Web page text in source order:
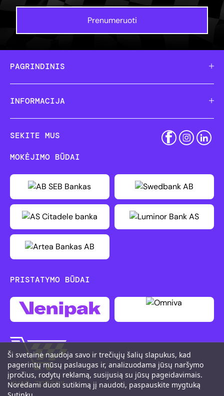
Prenumeruoti
PAGRINDINIS
INFORMACIJA
SEKITE MUS
Ši svetainė naudoja savo ir trečiųjų šalių slapukus, kad
pagerintų mūsų paslaugas ir, analizuodama jūsų naršymo
įpročius, rodytų reklamą, susijusią su jūsų pageidavimais.
Norėdami duoti sutikimą jį naudoti, paspauskite mygtuką
MOKĖJIMO BŪDAI
PRISTATYMO BŪDAI
"UAB TOBIS"